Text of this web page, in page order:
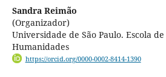
Sandra Reimão
(Organizador)
Universidade de São Paulo. Escola
Humanidades
https://orcid.org/0000-0002-8414-1390